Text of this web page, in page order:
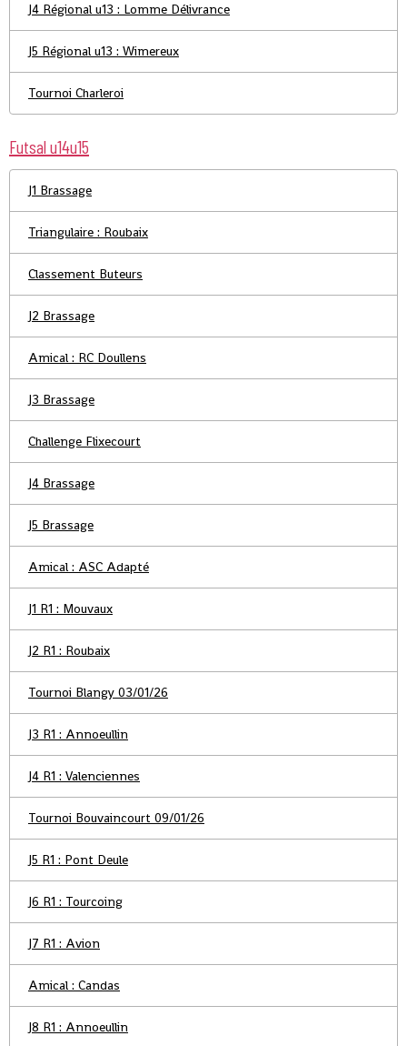
J4 Régional u13 : Lomme Délivrance
J5 Régional u13 : Wimereux
Tournoi Charleroi
Futsal u14u15
J1 Brassage
Triangulaire : Roubaix
Classement Buteurs
J2 Brassage
Amical : RC Doullens
J3 Brassage
Challenge Flixecourt
J4 Brassage
J5 Brassage
Amical : ASC Adapté
J1 R1 : Mouvaux
J2 R1 : Roubaix
Tournoi Blangy 03/01/26
J3 R1 : Annoeullin
J4 R1 : Valenciennes
Tournoi Bouvaincourt 09/01/26
J5 R1 : Pont Deule
J6 R1 : Tourcoing
J7 R1 : Avion
Amical : Candas
J8 R1 : Annoeullin